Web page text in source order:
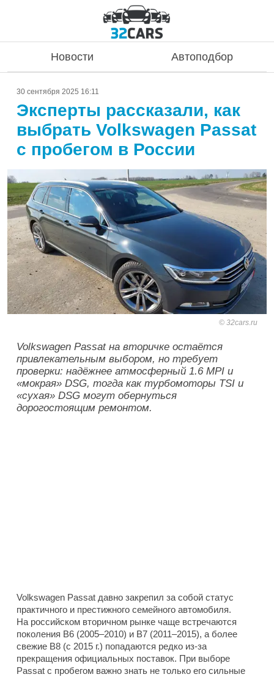
Новости Автоподбор
30 сентября 2025 16:11
Эксперты рассказали, как
выбрать Volkswagen Passat
с пробегом в России
32cars.ru
Volkswagen Passat на вторичке остаётся
привлекательным выбором, но требует
проверки: надёжнее атмосферный 1.6 MPI и
«мокрая» DSG, тогда как турбомоторы TSI и
«сухая» DSG могут обернуться
дорогостоящим ремонтом.
Volkswagen Passat давно закрепил за собой статус
практичного и престижного семейного автомобиля.
На российском вторичном рынке чаще встречаются
поколения B6 (2005–2010) и B7 (2011–2015), а более
свежие B8 (с 2015 г.) попадаются редко из-за
прекращения официальных поставок. При выборе
Passat с пробегом важно знать не только его сильные